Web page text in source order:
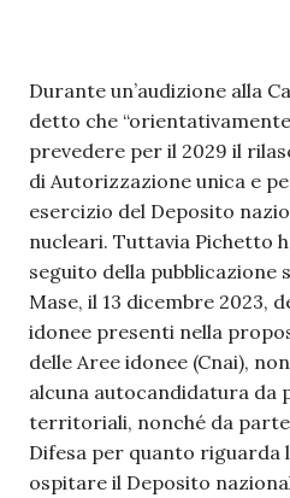
Durante un’audizione alla
detto che “o
prevedere per il 2029 il
di Autorizzazione unica e
esercizio del Deposito
nucleari. Tuttavia Pichetto
seguito della pubblicazione
Mase, il 13 dicembre 2023,
idonee presenti nella
delle Aree idonee (Cnai),
alcuna autocandidatura da
territoriali, nonché da
Difesa per quanto
ospitare il Deposito